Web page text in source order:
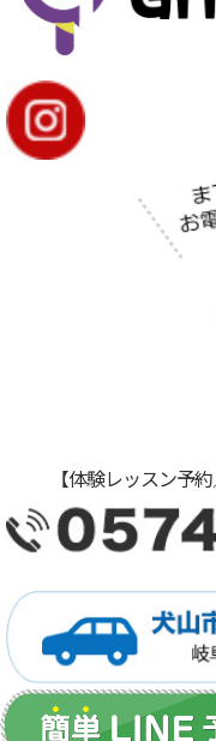
【体験レッスン予